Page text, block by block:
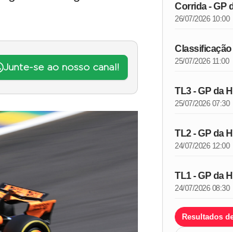
Junte-se ao nosso canal!
Corrida - GP
26/07/2026 10:00
Classificação
25/07/2026 11:00
TL3 - GP da
25/07/2026 07:30
TL2 - GP da
24/07/2026 12:00
TL1 - GP da
24/07/2026 08:30
Resultados